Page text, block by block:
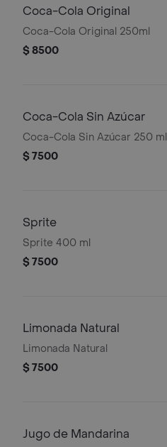
Coca-Cola Original
Coca-Cola Original 250ml
$ 8500
Coca-Cola Sin Azúcar
Coca-Cola Sin Azúcar 250 ml
$ 7500
Sprite
Sprite 400 ml
$ 7500
Limonada Natural
Limonada Natural
$ 7500
Jugo de Mandarina